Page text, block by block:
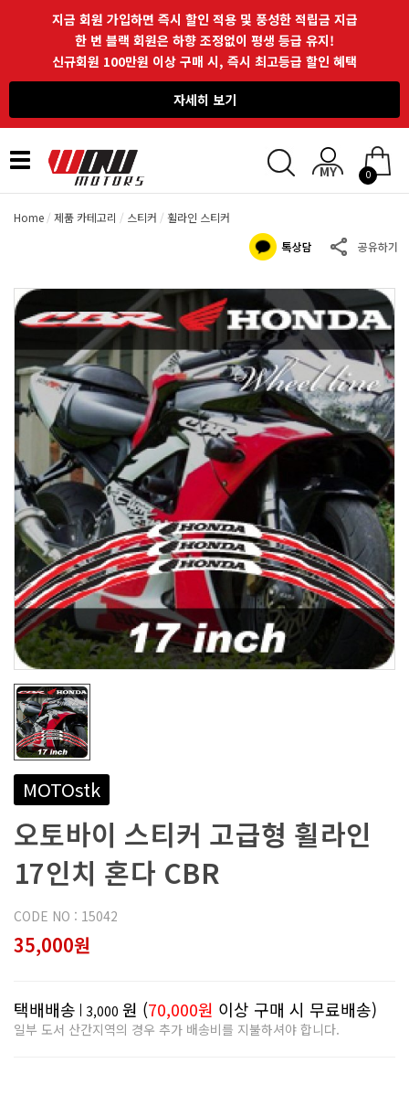
지금 회원 가입하면 즉시 할인 적용 및 풍성한 적립금 지급
한 번 블랙 회원은 하향 조정없이 평생 등급 유지!
신규회원 100만원 이상 구매 시, 즉시 최고등급 할인 혜택
자세히 보기
Toggle
navigation
0
Home 제품 카테고리 스티커 휠라인 스티커
MOTOstk
오토바이 스티커 고급형 휠라인
17인치 혼다 CBR
CODE NO : 15042
35,000원
택배배송 3,000 원 (70,000원 이상 구매 시 무료배송)
일부 도서 산간지역의 경우 추가 배송비를 지불하셔야 합니다.